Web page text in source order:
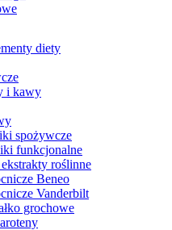
diety
i kawy
spożywcze
funkcjonalne
roślinne
Beneo
Vanderbilt
grochowe